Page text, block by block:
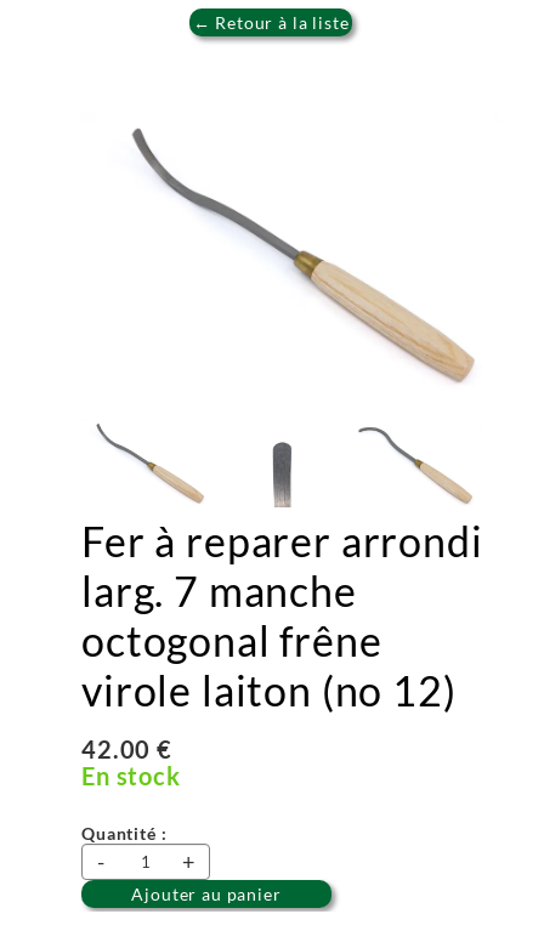
← Retour à la liste
Fer à reparer arrondi
larg. 7 manche
octogonal frêne
virole laiton (no 12)
42.00 €
En stock
Quantité :
- +
Ajouter au panier